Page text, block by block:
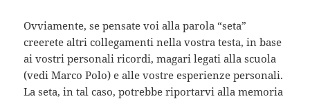
Ovviamente, se pensate voi alla parola “seta”
creerete altri collegamenti nella vostra testa, in base
ai vostri personali ricordi, magari legati alla scuola
(vedi Marco Polo) e alle vostre esperienze personali.
La seta, in tal caso, potrebbe riportarvi alla memoria